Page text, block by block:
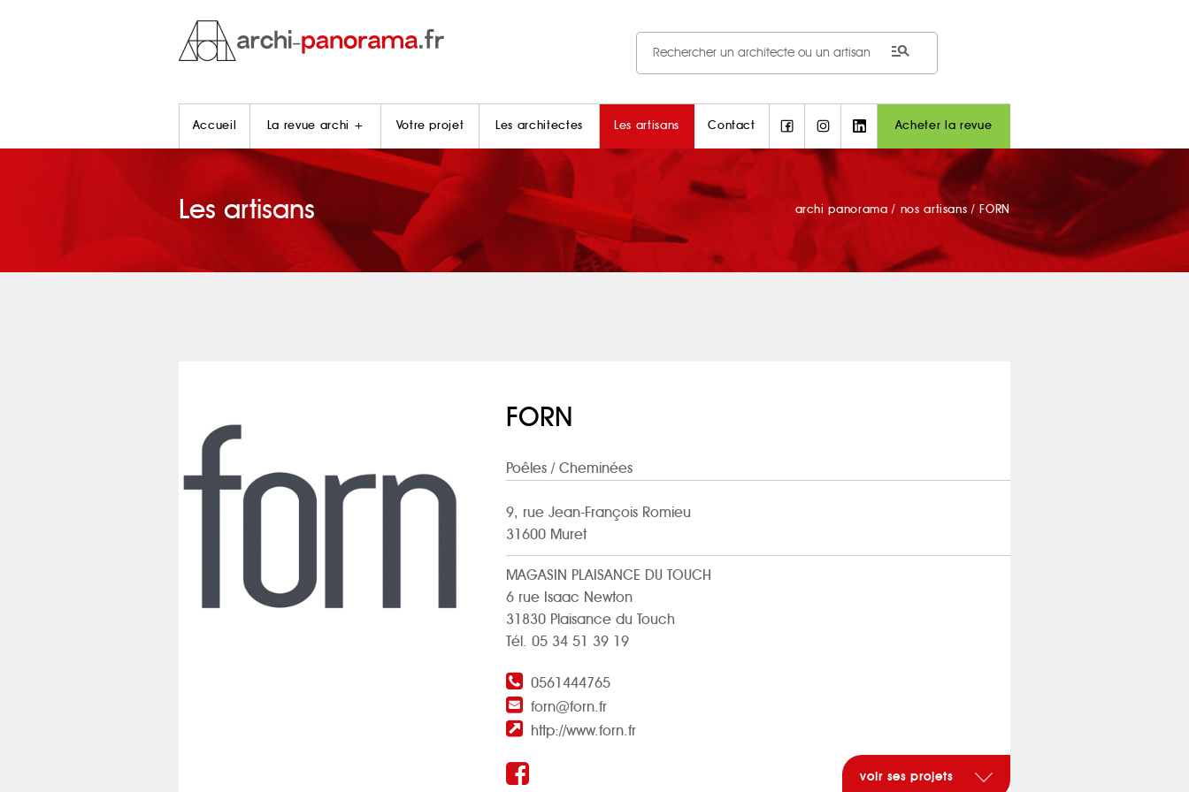
manage_search
Accueil La revue archi + Votre projet Les architectes Les artisans Contact Acheter la revue
Les artisans archi panorama / nos artisans / FORN
FORN
Poêles / Cheminées
9, rue Jean-François Romieu
31600 Muret
MAGASIN PLAISANCE DU TOUCH
6 rue Isaac Newton
31830 Plaisance du Touch
Tél. 05 34 51 39 19
0561444765
forn@forn.fr
http://www.forn.fr
voir ses projets